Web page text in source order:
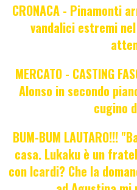
CRONACA - Pinamonti
vandalici estremi
MERCATO - CASTING
Alonso in secondo
cugino
BUM-BUM LAUTARO!!!
casa. Lukaku è un
con Icardi? Che la